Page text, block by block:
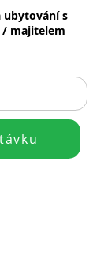
ubytování s
/ majitelem